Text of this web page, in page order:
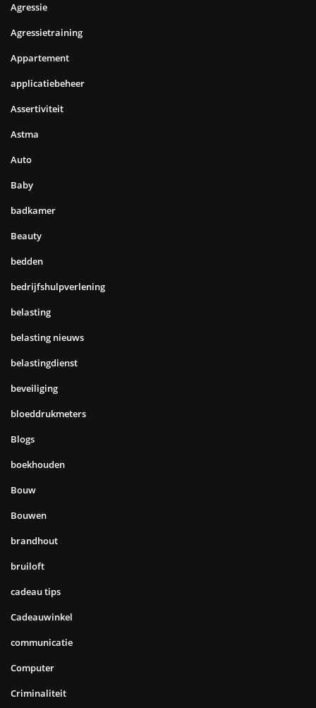
Agressie
Agressietraining
Appartement
applicatiebeheer
Assertiviteit
Astma
Auto
Baby
badkamer
Beauty
bedden
bedrijfshulpverlening
belasting
belasting nieuws
belastingdienst
beveiliging
bloeddrukmeters
Blogs
boekhouden
Bouw
Bouwen
brandhout
bruiloft
cadeau tips
Cadeauwinkel
communicatie
Computer
Criminaliteit